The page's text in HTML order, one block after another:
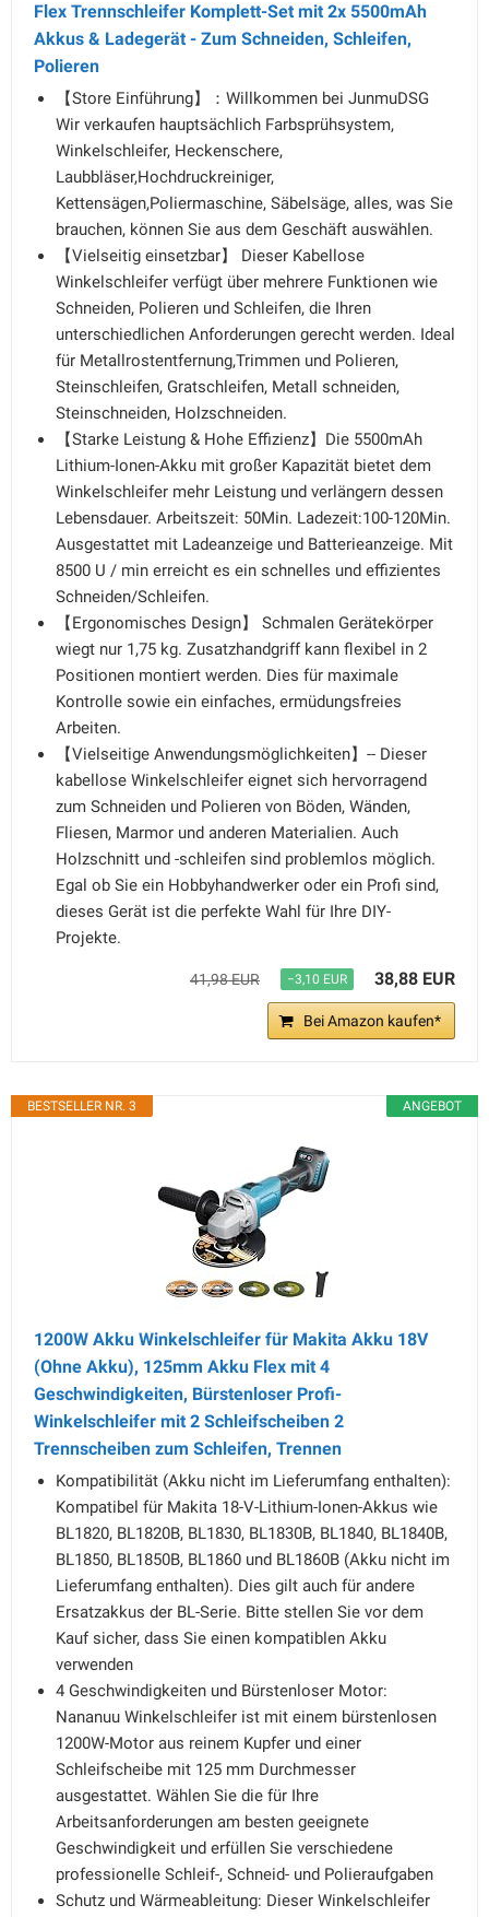
Flex Trennschleifer Komplett-Set mit 2x 5500mAh
Akkus & Ladegerät - Zum Schneiden, Schleifen,
Polieren
【Store Einführung】：Willkommen bei JunmuDSG
Wir verkaufen hauptsächlich Farbsprühsystem,
Winkelschleifer, Heckenschere,
Laubbläser,Hochdruckreiniger,
Kettensägen,Poliermaschine, Säbelsäge, alles, was Sie
brauchen, können Sie aus dem Geschäft auswählen.
【Vielseitig einsetzbar】 Dieser Kabellose
Winkelschleifer verfügt über mehrere Funktionen wie
Schneiden, Polieren und Schleifen, die Ihren
unterschiedlichen Anforderungen gerecht werden. Ideal
für Metallrostentfernung,Trimmen und Polieren,
Steinschleifen, Gratschleifen, Metall schneiden,
Steinschneiden, Holzschneiden.
【Starke Leistung & Hohe Effizienz】Die 5500mAh
Lithium-Ionen-Akku mit großer Kapazität bietet dem
Winkelschleifer mehr Leistung und verlängern dessen
Lebensdauer. Arbeitszeit: 50Min. Ladezeit:100-120Min.
Ausgestattet mit Ladeanzeige und Batterieanzeige. Mit
8500 U / min erreicht es ein schnelles und effizientes
Schneiden/Schleifen.
【Ergonomisches Design】 Schmalen Gerätekörper
wiegt nur 1,75 kg. Zusatzhandgriff kann flexibel in 2
Positionen montiert werden. Dies für maximale
Kontrolle sowie ein einfaches, ermüdungsfreies
Arbeiten.
【Vielseitige Anwendungsmöglichkeiten】-- Dieser
kabellose Winkelschleifer eignet sich hervorragend
zum Schneiden und Polieren von Böden, Wänden,
Fliesen, Marmor und anderen Materialien. Auch
Holzschnitt und -schleifen sind problemlos möglich.
Egal ob Sie ein Hobbyhandwerker oder ein Profi sind,
dieses Gerät ist die perfekte Wahl für Ihre DIY-
Projekte.
41,98 EUR −3,10 EUR 38,88 EUR
Bei Amazon kaufen*
ANGEBOT
BESTSELLER NR. 3
1200W Akku Winkelschleifer für Makita Akku 18V
(Ohne Akku), 125mm Akku Flex mit 4
Geschwindigkeiten, Bürstenloser Profi-
Winkelschleifer mit 2 Schleifscheiben 2
Trennscheiben zum Schleifen, Trennen
Kompatibilität (Akku nicht im Lieferumfang enthalten):
Kompatibel für Makita 18-V-Lithium-Ionen-Akkus wie
BL1820, BL1820B, BL1830, BL1830B, BL1840, BL1840B,
BL1850, BL1850B, BL1860 und BL1860B (Akku nicht im
Lieferumfang enthalten). Dies gilt auch für andere
Ersatzakkus der BL-Serie. Bitte stellen Sie vor dem
Kauf sicher, dass Sie einen kompatiblen Akku
verwenden
4 Geschwindigkeiten und Bürstenloser Motor:
Nananuu Winkelschleifer ist mit einem bürstenlosen
1200W-Motor aus reinem Kupfer und einer
Schleifscheibe mit 125 mm Durchmesser
ausgestattet. Wählen Sie die für Ihre
Arbeitsanforderungen am besten geeignete
Geschwindigkeit und erfüllen Sie verschiedene
professionelle Schleif-, Schneid- und Polieraufgaben
Schutz und Wärmeableitung: Dieser Winkelschleifer